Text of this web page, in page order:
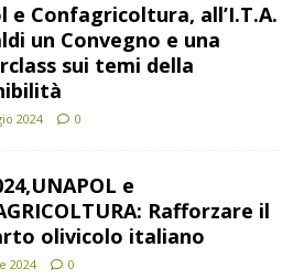
e Confagricoltura, all’I.T.A.
un Convegno e una
sui temi della
2024 0
e
Rafforzare il
olivicolo italiano
2024 0